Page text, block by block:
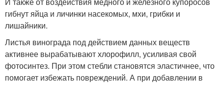
гибнут яйца и личинки насекомых, мхи, грибки и
лишайники.
Листья винограда под действием данных веществ
активнее вырабатывают хлорофилл, усиливая свой
фотосинтез. При этом стебли становятся эластичнее, что
помогает избежать повреждений. А при добавлении в